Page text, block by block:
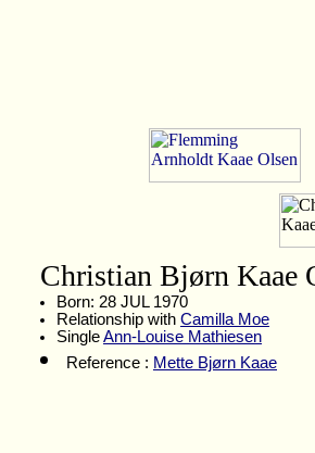
Christian Bjørn Kaae
Born: 28 JUL 1970
Relationship with Camilla Moe
SingleAnn-Louise Mathiesen
Reference : Mette Bjørn Kaae